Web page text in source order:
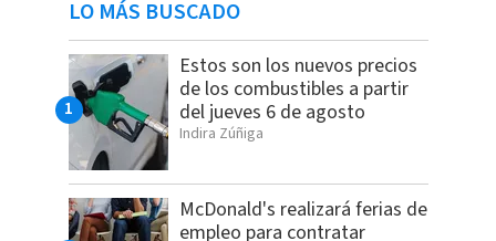
LO MÁS BUSCADO
Estos son los nuevos precios
de los combustibles a partir
del jueves 6 de agosto
Indira Zúñiga
McDonald's realizará ferias de
empleo para contratar